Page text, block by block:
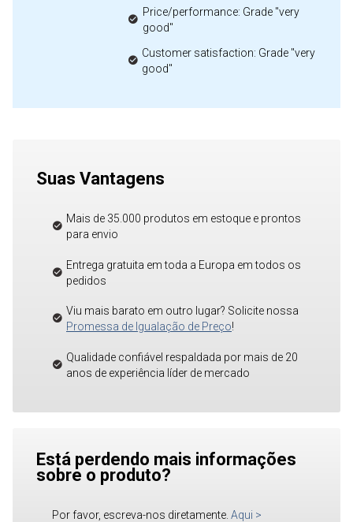
Price/performance: Grade "very
good"
Customer satisfaction: Grade "very
good"
Suas Vantagens
Mais de 35.000 produtos em estoque e prontos
para envio
Entrega gratuita em toda a Europa em todos os
pedidos
Viu mais barato em outro lugar? Solicite nossa
Promessa de Igualação de Preço!
Qualidade confiável respaldada por mais de 20
anos de experiência líder de mercado
Está perdendo mais informações
sobre o produto?
Por favor, escreva-nos diretamente. Aqui >